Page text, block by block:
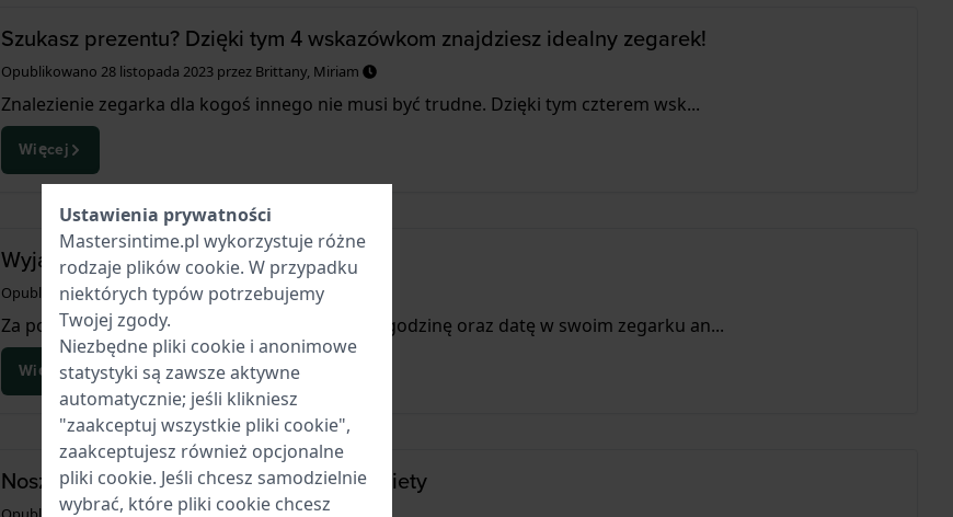
Szukasz prezentu? Dzięki tym 4 wskazówkom znajdziesz idealny zegarek!
Opublikowano 28 listopada 2023przez Brittany, Miriam
Znalezienie zegarka dla kogoś innego nie musi być trudne. Dzięki tym czterem wsk...
Więcej
Wyjaśniono koronę zegarka
Opublikowano21 września 2023przezMiriam
Za pomocą koronki możesz nakręcić i ustawić godzinę oraz datę w swoim zegarku an...
Więcej
Noszenie zegarka na ślubie: zasady etykiety
Ustawienia prywatności
Mastersintime.pl wykorzystuje różne
rodzaje plików cookie. W przypadku
niektórych typów potrzebujemy
Twojej zgody.
Niezbędne pliki cookie i anonimowe
statystyki są zawsze aktywne
automatycznie; jeśli klikniesz
"zaakceptuj wszystkie pliki cookie",
zaakceptujesz również opcjonalne
pliki cookie. Jeśli chcesz samodzielnie
wybrać, które pliki cookie chcesz